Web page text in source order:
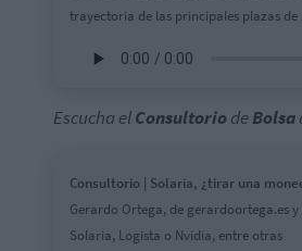
trayectoria de las principales plazas de
Escucha elConsultorio deBolsa
Consultorio | Solaria, ¿tirar una
Gerardo Ortega, de gerardoortega.es
Solaria, Logista o Nvidia, entre otras